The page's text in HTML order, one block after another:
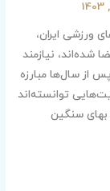
ورزشی ایران،
شده‌اند، نیازمند
از سال‌ها مبارزه
توانسته‌اند
بهای سنگین